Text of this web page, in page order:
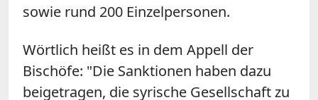
sowie rund 200 Einzelpersonen.
Wörtlich heißt es in dem Appell der
Bischöfe: "Die Sanktionen haben dazu
beigetragen, die syrische Gesellschaft zu